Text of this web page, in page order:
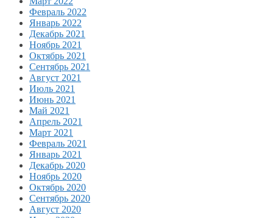
Февраль 2022
Январь 2022
Декабрь 2021
Ноябрь 2021
Октябрь 2021
Сентябрь 2021
Август 2021
Июль 2021
Июнь 2021
Май 2021
Апрель 2021
Март 2021
Февраль 2021
Январь 2021
Декабрь 2020
Ноябрь 2020
Октябрь 2020
Сентябрь 2020
Август 2020